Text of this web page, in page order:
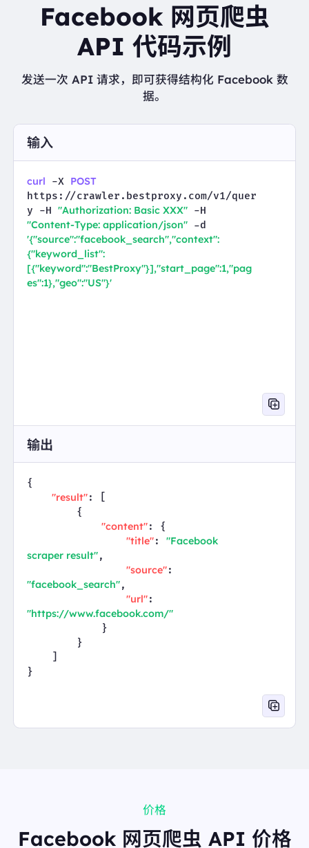
Facebook 网页爬虫
API 代码示例
发送一次 API 请求，即可获得结构化 Facebook 数
据。
输入
curl -X POST
https://crawler.bestproxy.com/v1/quer
y -H "Authorization: Basic XXX"
"Content-Type: application/json"
'{"source":"facebook_search","context":
{"keyword_list":
[{"keyword":"BestProxy"}],"start_page":1,"pag
es":1},"geo":"US"}'
输出
{
"result": [
"content": {
"title": "Facebook
scraper result",
"source"
"facebook_search",
"url"
"https://www.facebook.com/"
}
价格
Facebook 网页爬虫 API 价格